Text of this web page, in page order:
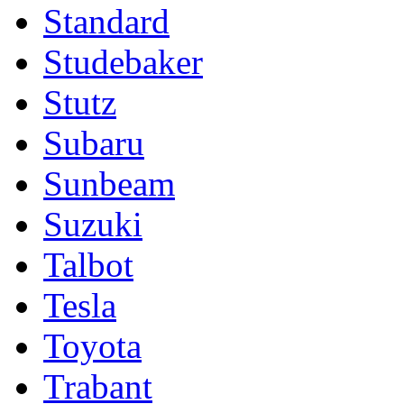
Standard
Studebaker
Stutz
Subaru
Sunbeam
Suzuki
Talbot
Tesla
Toyota
Trabant